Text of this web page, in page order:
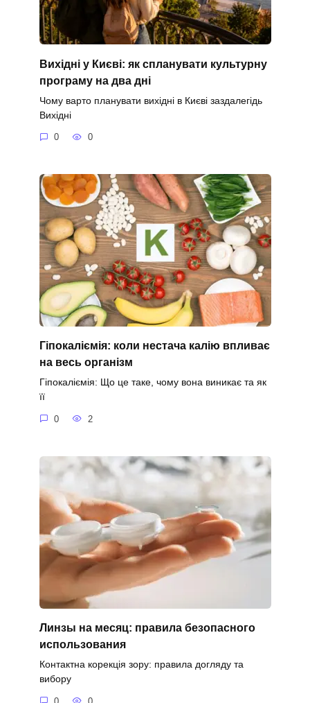
Вихідні у Києві: як спланувати культурну
програму на два дні
Чому варто планувати вихідні в Києві заздалегідь
Вихідні
0 0
Гіпокаліємія: коли нестача калію впливає
на весь організм
Гіпокаліємія: Що це таке, чому вона виникає та як
її
0 2
Линзы на месяц: правила безопасного
использования
Контактна корекція зору: правила догляду та
вибору